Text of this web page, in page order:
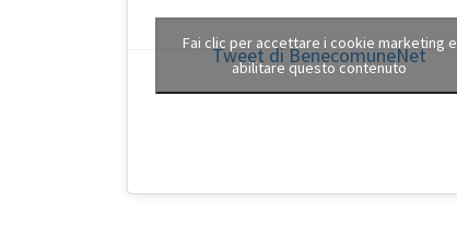
Tweet di BenecomuneNet
Fai clic per accettare i cookie marketing e
abilitare questo contenuto